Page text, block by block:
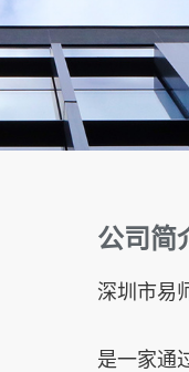
公司简
深圳市易
是一家通